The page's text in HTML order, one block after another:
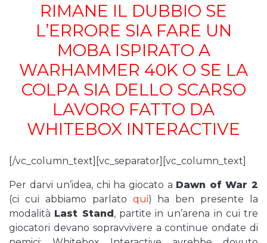
RIMANE IL DUBBIO SE
L’ERRORE SIA FARE UN
MOBA ISPIRATO A
WARHAMMER 40K O SE LA
COLPA SIA DELLO SCARSO
LAVORO FATTO DA
WHITEBOX INTERACTIVE
[/vc_column_text][vc_separator][vc_column_text]
Per darvi un’idea, chi ha giocato a Dawn of War 2
(ci cui abbiamo parlato qui) ha ben presente la
modalità Last Stand, partite in un’arena in cui tre
giocatori devano sopravvivere a continue ondate di